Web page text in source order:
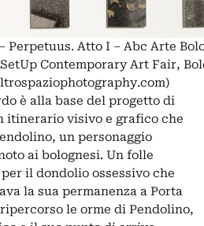
Perpetuus. Atto I – Abc Arte
Contemporary Art Fair,
è alla base del progetto di
itinerario visivo e grafico che
un personaggio
ai bolognesi. Un folle
il dondolio ossessivo che
la sua permanenza a Porta
le orme di Pendolino,